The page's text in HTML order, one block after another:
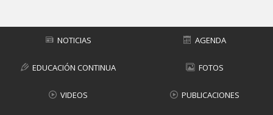
NOTICIAS AGENDA
EDUCACIÓN CONTINUA FOTOS
VIDEOS PUBLICACIONES